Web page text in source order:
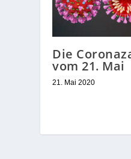
Die
vom 21. Mai
21. Mai 2020